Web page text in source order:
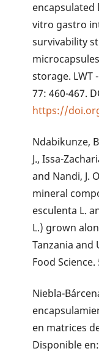
encapsulated
vitro gastro
survivability
storage. LWT
77: 460-467.
https://
Ndabikunze,
J., Issa-
and Nandi, J.
mineral
esculenta L.
L.) grown
Tanzania and
Food
Niebla-
en matrices
Disponible en: